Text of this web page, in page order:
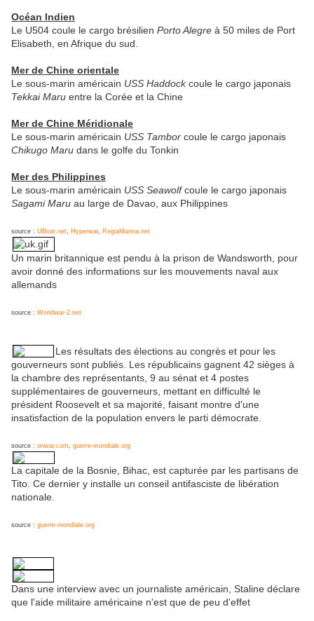
Océan Indien
Le U504 coule le cargo brésilien Porto Alegre à 50 miles de Port
Elisabeth, en Afrique du sud.
Mer de Chine orientale
Le sous-marin américain USS Haddockcoule le cargo japonais
Tekkai Maru entre la Corée et la Chine
Mer de Chine Méridionale
Le sous-marin américain USS Tambor coule le cargo japonais
Chikugo Maru dans le golfe du Tonkin
Mer des Philippines
Le sous-marin américain USS Seawolfcoule le cargo japonais
Sagami Maru au large de Davao, aux Philippines
source : UBoat.net Hyperwar, RegiaMarina.net
Un marin britannique est pendu à la prison de Wandsworth, pour
avoir donné des informations sur les mouvements naval aux
allemands
source : Worldwar-2.net
Les résultats des élections au congrès et pour les
gouverneurs sont publiés. Les républicains gagnent 42 sièges à
la chambre des représentants, 9 au sénat et 4 postes
supplémentaires de gouverneurs, mettant en difficulté le
président Roosevelt et sa majorité, faisant montre d'une
insatisfaction de la population envers le parti démocrate.
source : onwar.com guerre-mondiale.org
La capitale de la Bosnie, Bihac, est capturée par les partisans de
Tito. Ce dernier y installe un conseil antifasciste de libération
nationale.
source : guerre-mondiale.org
Dans une interview avec un journaliste américain, Staline déclare
que l'aide militaire américaine n'est que de peu d'effet